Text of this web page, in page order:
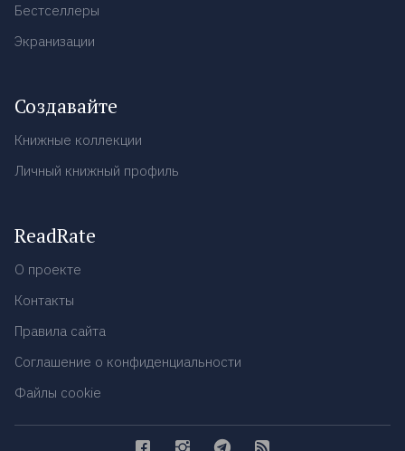
Бестселлеры
Экранизации
Создавайте
Книжные коллекции
Личный книжный профиль
ReadRate
О проекте
Контакты
Правила сайта
Соглашение о конфиденциальности
Файлы cookie